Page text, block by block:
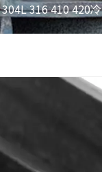
316 410 420